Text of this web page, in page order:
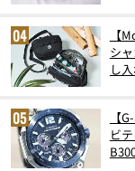
【
シ
し
【
ビ